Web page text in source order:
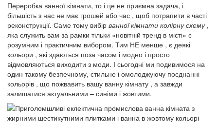
Переробка ванної кімнати, то і це не приємна задача, і
більшість з нас не має грошей або час , щоб потрапити в часті
реконструкції. Саме тому вибір ванної кімнати колірну схему,
яка служить вам за рамки тільки «новітній тренд в місті» є
розумним і практичним вибором. Тим НЕ менше , є деякі
кольори , які здаються поза часом і модно і просто
відмовляються виходити з моди. І сьогодні ми подивимося на
один такому безпечному, стильне і омолоджуючу поєднанні
кольорів , що пожвавить вашу ванну кімнату , а завжди
залишатися актуальними – синіми і жовтими.